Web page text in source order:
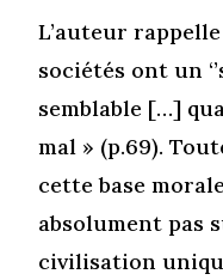
L’auteur
sociétés ont un
semblable […]
mal » (p.69).
cette base
absolument pas
civilisation